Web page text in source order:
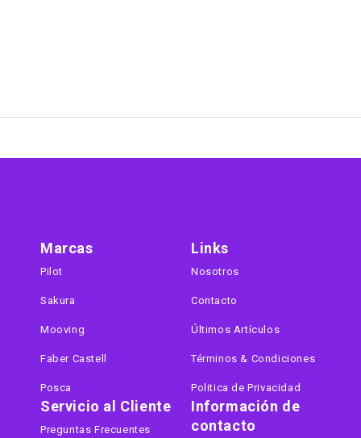
Información de
contacto
Marcas
Pilot
Sakura
Mooving
Faber Castell
Posca
Links
Nosotros
Contacto
Últimos Artículos
Términos & Condiciones
Politica de Privacidad
Servicio al Cliente
Preguntas Frecuentes